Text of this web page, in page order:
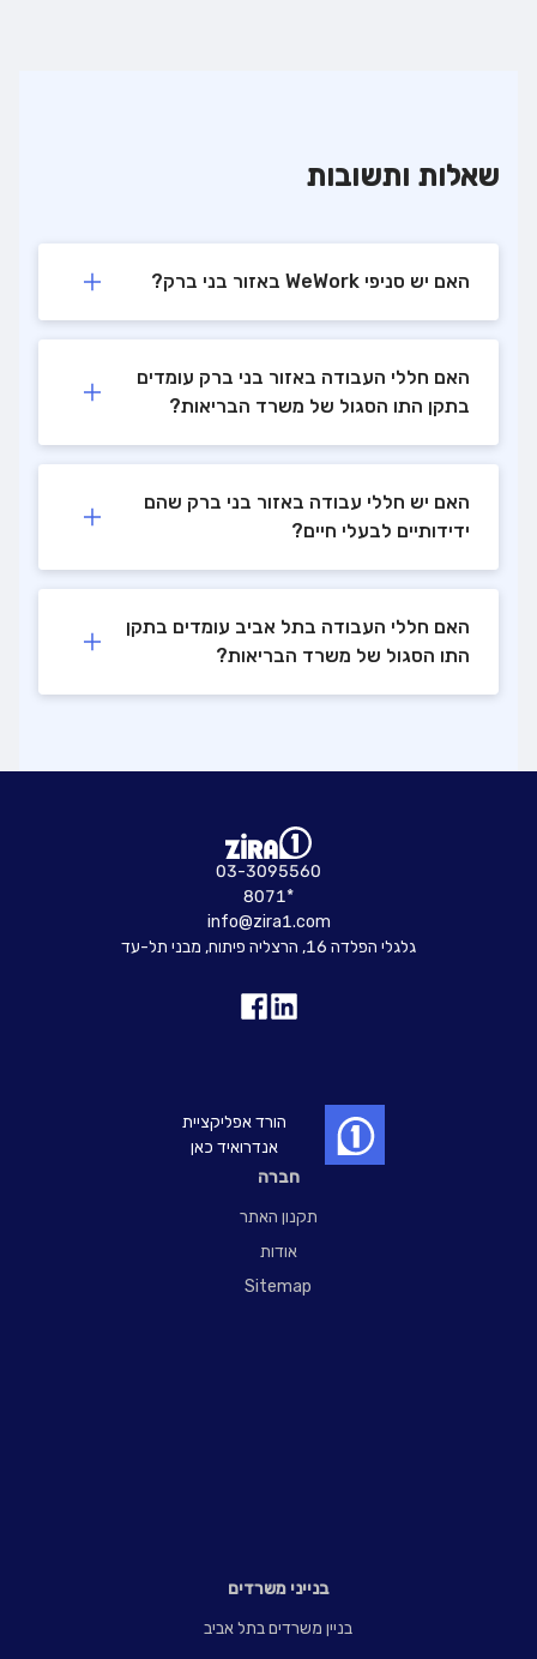
שאלות ותשובות
האם יש סניפי WeWork באזור בני ברק?
האם חללי העבודה באזור בני ברק עומדים
בתקן התו הסגול של משרד הבריאות?
האם יש חללי עבודה באזור בני ברק שהם
ידידותיים לבעלי חיים?
האם חללי העבודה בתל אביב עומדים בתקן
התו הסגול של משרד הבריאות?
חברה
תקנון האתר
אודות
Sitemap
בנייני משרדים
בניין משרדים בתל אביב
03-3095560
8071*
info@zira1.com
גלגלי הפלדה 16, הרצליה פיתוח, מבני תל-עד
הורד אפליקציית
אנדרואיד כאן